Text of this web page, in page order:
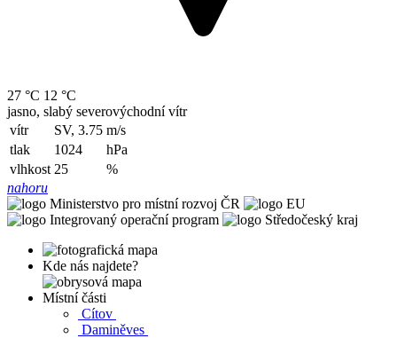
27 °C 12 °C
jasno, slabý severovýchodní vítr
vítr
SV, 3.75 m/s
tlak
1024
hPa
vlhkost 25
%
nahoru
Kde nás najdete?
Místní části
Cítov
Daminěves